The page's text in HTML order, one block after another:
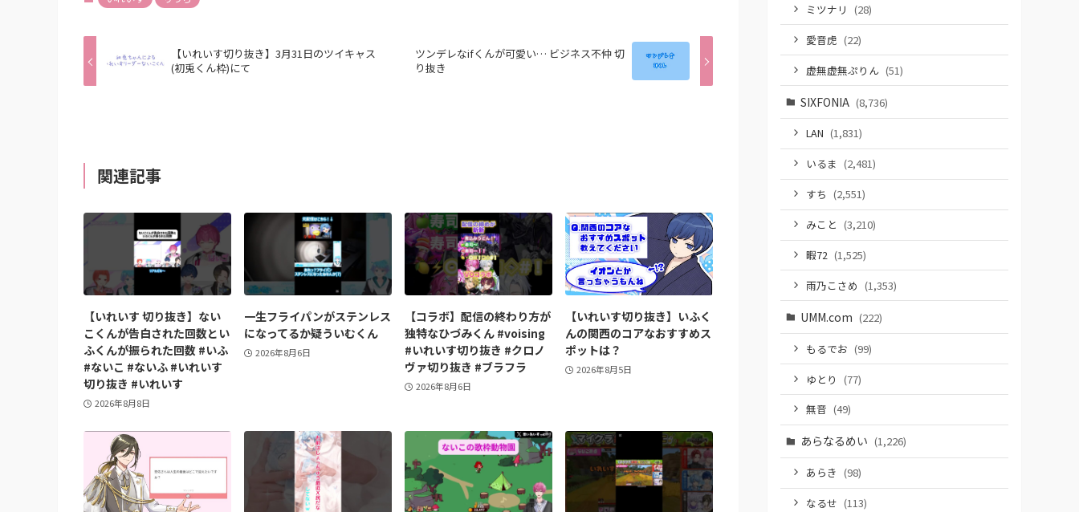
【いれいす切り抜き】3月31日のツイキャス
(初兎くん枠)にて
ツンデレなifくんが可愛い… ビジネス不仲 切
り抜き
関連記事
【いれいす 切り抜き】ない
こくんが告白された回数とい
ふくんが振られた回数 #いふ
#ないこ #ないふ #いれいす
切り抜き #いれいす
2026年8月8日
一生フライパンがステンレス
になってるか疑ういむくん
2026年8月6日
【コラボ】配信の終わり方が
独特なひづみくん #voising
#いれいす切り抜き #クロノ
ヴァ切り抜き #ブラフラ
2026年8月6日
【いれいす切り抜き】いふく
んの関西のコアなおすすめス
ポットは？
2026年8月5日
ミツナリ (28)
愛音虎 (22)
虚無虚無ぷりん (51)
SIXFONIA (8,736)
LAN (1,831)
いるま (2,481)
すち (2,551)
みこと (3,210)
暇72 (1,525)
雨乃こさめ (1,353)
UMM.com (222)
もるでお (99)
ゆとり (77)
無音 (49)
あらなるめい (1,226)
あらき (98)
なるせ (113)